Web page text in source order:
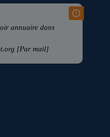
annuaire dans
[Par mail]